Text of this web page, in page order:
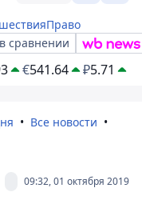
Право
сравнении
€541.64 ₽5.71
Все новости
09:32, 01 октября 2019